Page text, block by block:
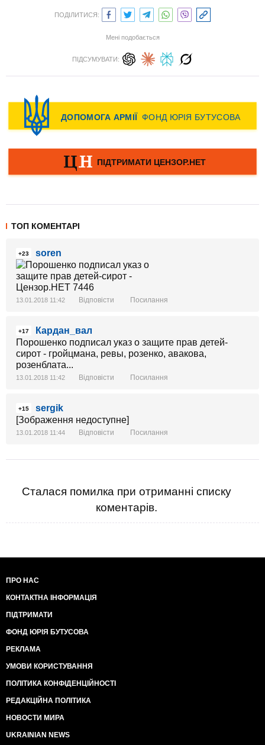
ПОДІЛИТИСЯ:
Мені подобається
ПІДСУМУВАТИ:
ТОП КОМЕНТАРІ
+23 soren
13.01.2018 11:42 Відповісти Посилання
+17
Кардан_вал
Порошенко подписал указ о защите прав детей-
сирот - гройцмана, ревы, розенко, авакова,
розенблата...
13.01.2018 11:42 Відповісти Посилання
+15
sergik
[Зображення недоступне]
13.01.2018 11:44 Відповісти Посилання
Сталася помилка при отриманні списку
коментарів.
ПРО НАС
КОНТАКТНА ІНФОРМАЦІЯ
ПІДТРИМАТИ
ФОНД ЮРІЯ БУТУСОВА
РЕКЛАМА
УМОВИ КОРИСТУВАННЯ
ПОЛІТИКА КОНФІДЕНЦІЙНОСТІ
РЕДАКЦІЙНА ПОЛІТИКА
НОВОСТИ МИРА
UKRAINIAN NEWS